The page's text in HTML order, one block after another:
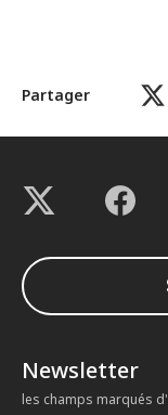
Partager
Newsletter
les champs marqués